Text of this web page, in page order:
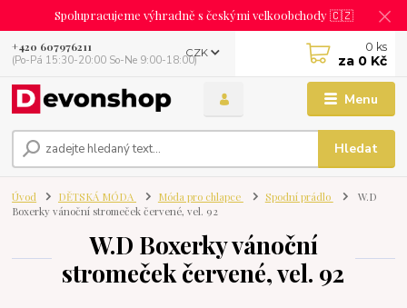
Spolupracujeme výhradně s českými velkoobchody 🇨🇿
Menu
CZK
Hledat
+420 607976211
(Po-Pá 15:30-20:00 So-Ne 9:00-18:00)
0 ks
za 0 Kč
Úvod DĚTSKÁ MÓDA Móda pro chlapce Spodní prádlo
W.D
Boxerky vánoční stromeček červené, vel. 92
W.D Boxerky vánoční
stromeček červené, vel. 92